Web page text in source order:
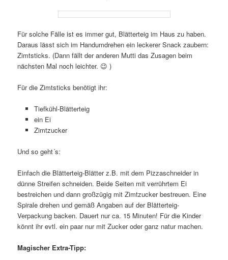
Für solche Fälle ist es immer gut, Blätterteig im Haus zu haben.
Daraus lässt sich im Handumdrehen ein leckerer Snack zaubern:
Zimtsticks. (Dann fällt der anderen Mutti das Zusagen beim
nächsten Mal noch leichter. 😉 )
Für die Zimtsticks benötigt ihr:
Tiefkühl-Blätterteig
ein Ei
Zimtzucker
Und so geht´s:
Einfach die Blätterteig-Blätter z.B. mit dem Pizzaschneider in
dünne Streifen schneiden. Beide Seiten mit verrührtem Ei
bestreichen und dann großzügig mit Zimtzucker bestreuen. Eine
Spirale drehen und gemäß Angaben auf der Blätterteig-
Verpackung backen. Dauert nur ca. 15 Minuten! Für die Kinder
könnt ihr evtl. ein paar nur mit Zucker oder ganz natur machen.
Magischer Extra-Tipp: